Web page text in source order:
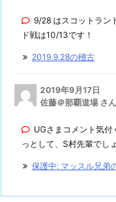
9/28 はスコットラン
ド戦は10/13です！
2019.9.28の稽古
2019年9月17日
佐藤＠那覇道場 さん
UGさまコメント気付
っとして、S村先輩でし
保護中: マッスル兄弟